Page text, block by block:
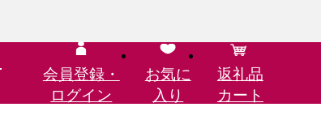
会員登録・
ログイン
お気に
入り
返礼品
カート